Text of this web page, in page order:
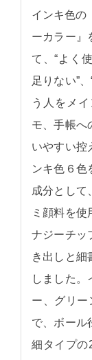
インキ色の
ーカラー』
て、“よく
足りない”
う人をメ
モ、手帳へ
いやすい控
ンキ色６色
成分として
ミ顔料を
ナジーチッ
き出しと細
しました。
ー、グリー
で、ボール
細タイプの